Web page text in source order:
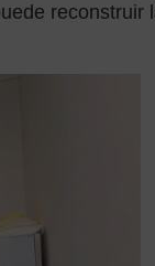
reconstruir